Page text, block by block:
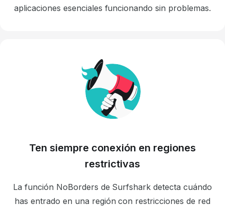
aplicaciones esenciales funcionando sin problemas.
Ten siempre conexión en regiones
restrictivas
La función NoBorders de Surfshark detecta cuándo
has entrado en una región con restricciones de red